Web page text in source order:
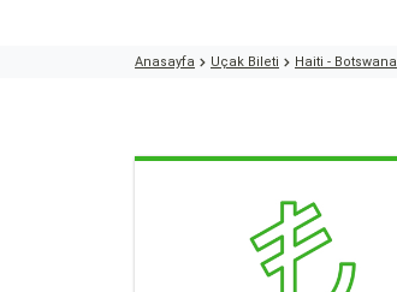
Anasayfa Uçak Bileti Haiti - Botswana